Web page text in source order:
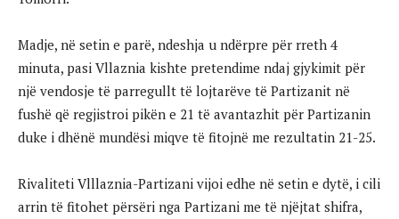
Madje, në setin e parë, ndeshja u ndërpre për rreth 4
minuta, pasi Vllaznia kishte pretendime ndaj gjykimit për
një vendosje të parregullt të lojtarëve të Partizanit në
fushë që regjistroi pikën e 21 të avantazhit për Partizanin
duke i dhënë mundësi miqve të fitojnë me rezultatin 21-25.
Rivaliteti Vlllaznia-Partizani vijoi edhe në setin e dytë, i cili
arrin të fitohet përsëri nga Partizani me të njëjtat shifra,